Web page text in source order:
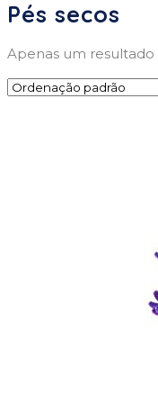
Pés secos
Apenas um resultado